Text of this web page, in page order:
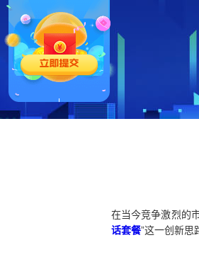
在当今竞争激烈的
话套餐”这一创新思